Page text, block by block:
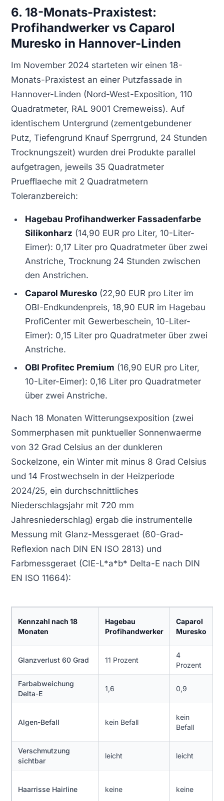
6. 18-Monats-Praxistest:
Profihandwerker vs Caparol
Muresko in Hannover-Linden
Im November 2024 starteten wir einen 18-
Monats-Praxistest an einer Putzfassade in
Hannover-Linden (Nord-West-Exposition, 110
Quadratmeter, RAL 9001 Cremeweiss). Auf
identischem Untergrund (zementgebundener
Putz, Tiefengrund Knauf Sperrgrund, 24 Stunden
Trocknungszeit) wurden drei Produkte parallel
aufgetragen, jeweils 35 Quadratmeter
Pruefflaeche mit 2 Quadratmetern
Toleranzbereich:
Hagebau Profihandwerker Fassadenfarbe
Silikonharz (14,90 EUR pro Liter, 10-Liter-
Eimer): 0,17 Liter pro Quadratmeter über zwei
Anstriche, Trocknung 24 Stunden zwischen
den Anstrichen.
Caparol Muresko (22,90 EUR pro Liter im
OBI-Endkundenpreis, 18,90 EUR im Hagebau
ProfiCenter mit Gewerbeschein, 10-Liter-
Eimer): 0,15 Liter pro Quadratmeter über zwei
Anstriche.
OBI Profitec Premium (16,90 EUR pro Liter,
10-Liter-Eimer): 0,16 Liter pro Quadratmeter
über zwei Anstriche.
Nach 18 Monaten Witterungsexposition (zwei
Sommerphasen mit punktueller Sonnenwaerme
von 32 Grad Celsius an der dunkleren
Sockelzone, ein Winter mit minus 8 Grad Celsius
und 14 Frostwechseln in der Heizperiode
2024/25, ein durchschnittliches
Niederschlagsjahr mit 720 mm
Jahresniederschlag) ergab die instrumentelle
Messung mit Glanz-Messgeraet (60-Grad-
Reflexion nach DIN EN ISO 2813) und
Farbmessgeraet (CIE-L*a*b* Delta-E nach DIN
EN ISO 11664):
Kennzahl nach 18
Monaten
Hagebau
Profihandwerker
Caparol
Muresko
Glanzverlust 60 Grad 11 Prozent
4
Prozent
Farbabweichung
Delta-E
1,6 0,9
Algen-Befall kein Befall
kein
Befall
Verschmutzung
sichtbar
leicht leicht
Haarrisse Hairline keine keine